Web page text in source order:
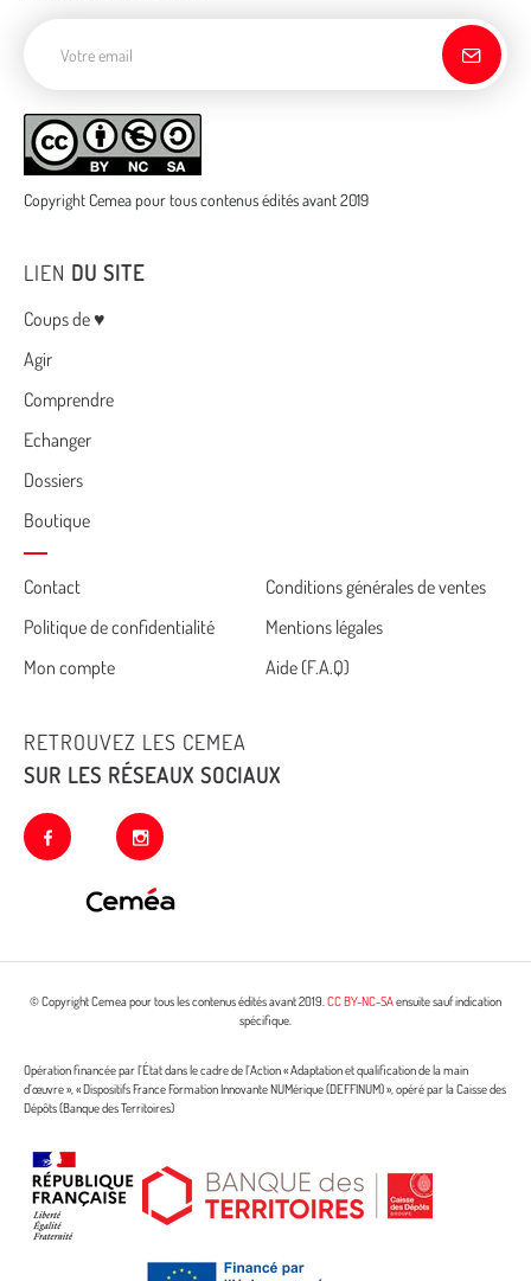
Copyright Cemea pour tous contenus édités avant 2019
LIEN DU SITE
Menu
Coups de ♥
Agir
Comprendre
Echanger
Dossiers
Boutique
Cemea
footer
Contact
Conditions générales de ventes
Politique de confidentialité
Mentions légales
Mon compte
Aide (F.A.Q)
RETROUVEZ LES CEMEA
SUR LES RÉSEAUX SOCIAUX
facebook instagram
© Copyright Cemea pour tous les contenus édités avant 2019.CC BY-NC-SAensuite sauf indication
spécifique.
Opération financée par l’État dans le cadre de l’Action « Adaptation et qualification de la main
d’œuvre », « Dispositifs France Formation Innovante NUMérique (DEFFINUM) », opéré par la Caisse des
Dépôts (Banque des Territoires)